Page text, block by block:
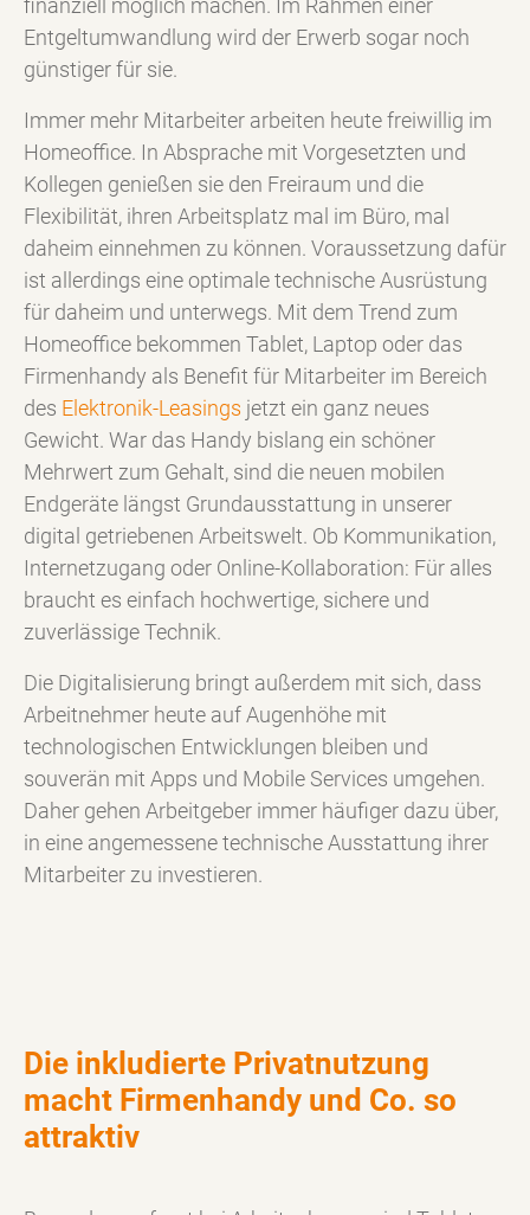
Entgeltumwandlung wird der Erwerb sogar noch
günstiger für sie.
Immer mehr Mitarbeiter arbeiten heute freiwillig im
Homeoffice. In Absprache mit Vorgesetzten und
Kollegen genießen sie den Freiraum und die
Flexibilität, ihren Arbeitsplatz mal im Büro, mal
daheim einnehmen zu können. Voraussetzung dafür
ist allerdings eine optimale technische Ausrüstung
für daheim und unterwegs. Mit dem Trend zum
Homeoffice bekommen Tablet, Laptop oder das
Firmenhandy als Benefit für Mitarbeiter im Bereich
des Elektronik-Leasings jetzt ein ganz neues
Gewicht. War das Handy bislang ein schöner
Mehrwert zum Gehalt, sind die neuen mobilen
Endgeräte längst Grundausstattung in unserer
digital getriebenen Arbeitswelt. Ob Kommunikation,
Internetzugang oder Online-Kollaboration: Für alles
braucht es einfach hochwertige, sichere und
zuverlässige Technik.
Die Digitalisierung bringt außerdem mit sich, dass
Arbeitnehmer heute auf Augenhöhe mit
technologischen Entwicklungen bleiben und
souverän mit Apps und Mobile Services umgehen.
Daher gehen Arbeitgeber immer häufiger dazu über,
in eine angemessene technische Ausstattung ihrer
Mitarbeiter zu investieren.
Die inkludierte Privatnutzung
macht Firmenhandy und Co. so
attraktiv